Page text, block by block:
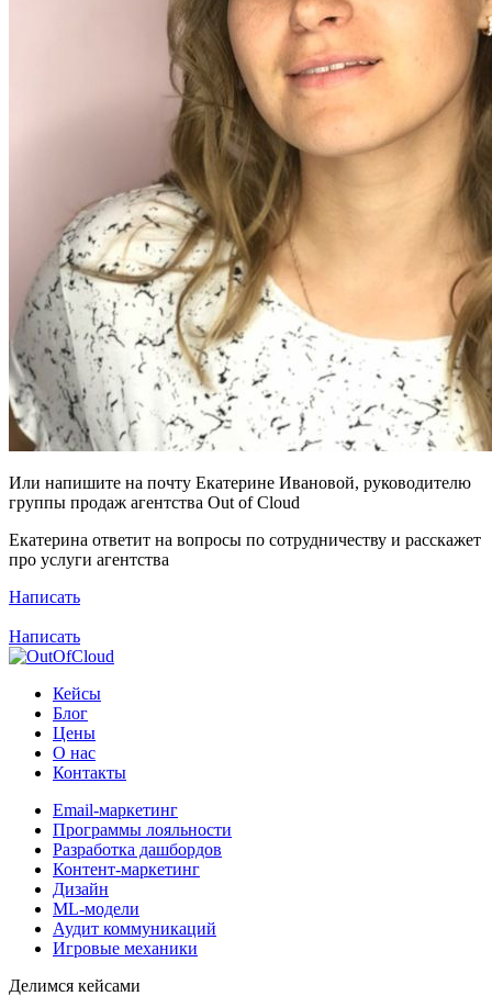
Или напишите на почту Екатерине Ивановой, руководителю
группы продаж агентства Out of Cloud
Екатерина ответит на вопросы по сотрудничеству и расскажет
про услуги агентства
Написать
Написать
Кейсы
Блог
Цены
О нас
Контакты
Email-маркетинг
Программы лояльности
Разработка дашбордов
Контент-маркетинг
Дизайн
ML-модели
Аудит коммуникаций
Игровые механики
Делимся кейсами